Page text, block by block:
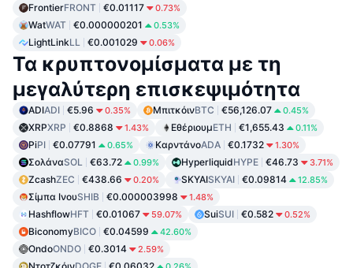
FrontierFRONT €0.01117 0.73%
WatWAT €0.000000201 0.53%
LightLinkLL €0.001029 0.06%
Τα κρυπτονομίσματα με τη
μεγαλύτερη επισκεψιμότητα
ADIADI €5.96 0.35% ΜπιτκόινBTC €56,126.07 0.45%
XRPXRP €0.8868 1.43% ΕθέριουμETH €1,655.43 0.11%
PiPI €0.07791 0.65% ΚαρντάνοADA €0.1732 1.30%
ΣολάναSOL €63.72 0.99% HyperliquidHYPE €46.73 3.71%
ZcashZEC €438.66 0.20% SKYAISKYAI €0.09814 12.85%
Σίμπα ΙνουSHIB €0.000003998 1.48%
HashflowHFT €0.01067 59.07% SuiSUI €0.582 0.52%
BiconomyBICO €0.04599 42.60%
OndoONDO €0.3014 2.59%